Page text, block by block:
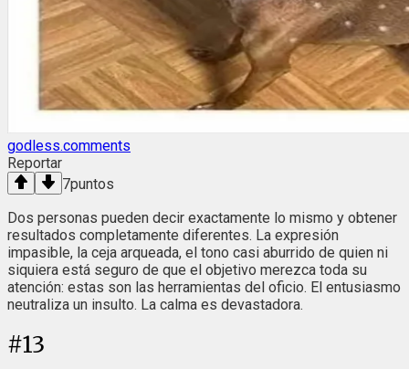
godless.comments
Reportar
7puntos
Dos personas pueden decir exactamente lo mismo y obtener
resultados completamente diferentes. La expresión
impasible, la ceja arqueada, el tono casi aburrido de quien ni
siquiera está seguro de que el objetivo merezca toda su
atención: estas son las herramientas del oficio. El entusiasmo
neutraliza un insulto. La calma es devastadora.
#13